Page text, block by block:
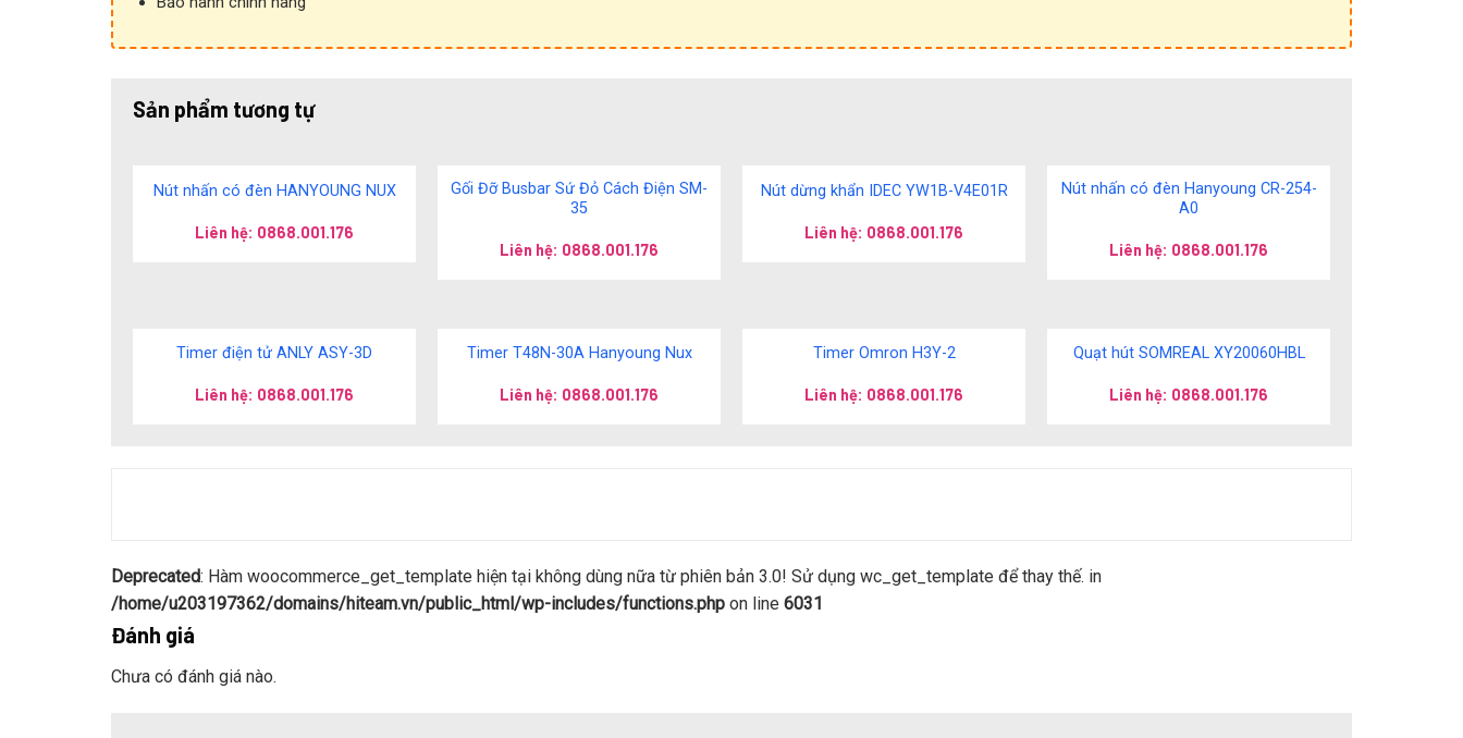
Sản phẩm tương tự
Nút nhấn có đèn HANYOUNG NUX
Liên hệ: 0868.001.176
Gối Đỡ Busbar Sứ Đỏ Cách Điện SM-
35
Liên hệ: 0868.001.176
Nút dừng khẩn IDEC YW1B-V4E01R
Liên hệ: 0868.001.176
Nút nhấn có đèn Hanyoung CR-254-
A0
Liên hệ: 0868.001.176
Timer điện tử ANLY ASY-3D
Liên hệ: 0868.001.176
Timer T48N-30A Hanyoung Nux
Liên hệ: 0868.001.176
Timer Omron H3Y-2
Liên hệ: 0868.001.176
Quạt hút SOMREAL XY20060HBL
Liên hệ: 0868.001.176
Deprecated: Hàm woocommerce_get_template hiện tại không dùng nữa từ phiên bản 3.0! Sử dụng wc_get_template để thay thế. in
/home/u203197362/domains/hiteam.vn/public_html/wp-includes/functions.php on line 6031
Đánh giá
Chưa có đánh giá nào.